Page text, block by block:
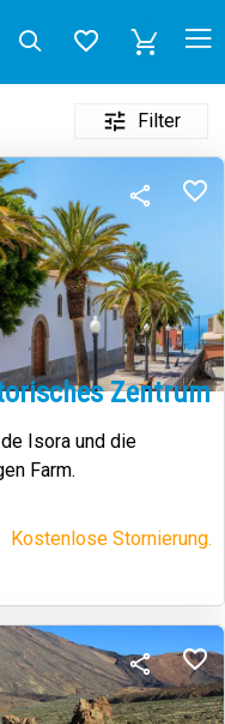
Filter
Zentrum
Isora und die
Farm.
Kostenlose Stornierung.